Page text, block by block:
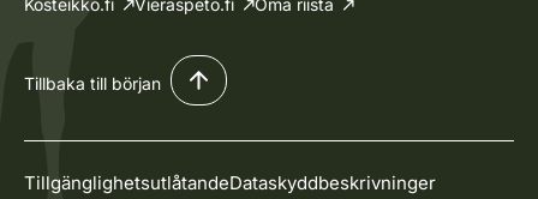
Kosteikko.fi
Vieraspeto.fi Oma riista
Tillbaka till början
TillgänglighetsutlåtandeDataskyddbeskrivninger